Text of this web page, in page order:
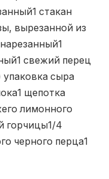
стакан
вырезанной из
свежий перец
упаковка сыра
щепотка
лимонного
горчицы1/4
черного перца1